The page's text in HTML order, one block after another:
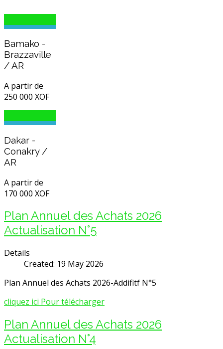
Bamako -
Brazzaville
/ AR
A partir de
250 000 XOF
Dakar -
Conakry /
AR
A partir de
170 000 XOF
Plan Annuel des Achats 2026
Actualisation N°5
Details
Created: 19 May 2026
Plan Annuel des Achats 2026-Addifitf N°5
cliquez ici Pour télécharger
Plan Annuel des Achats 2026
Actualisation N°4